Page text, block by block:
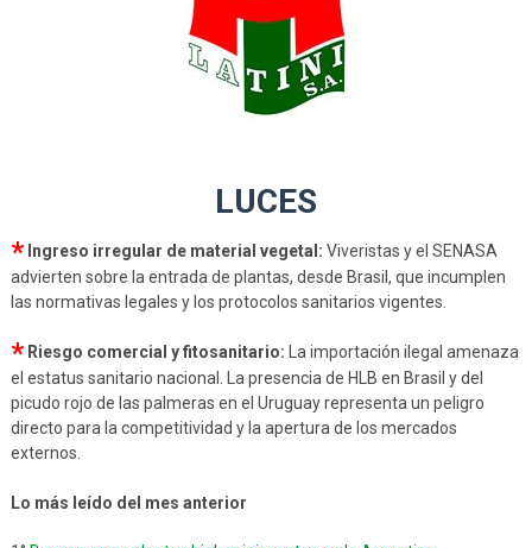
LUCES
* Ingreso irregular de material vegetal: Viveristas y el SENASA
advierten sobre la entrada de plantas, desde Brasil, que incumplen
las normativas legales y los protocolos sanitarios vigentes.
* Riesgo comercial y fitosanitario: La importación ilegal amenaza
el estatus sanitario nacional. La presencia de HLB en Brasil y del
picudo rojo de las palmeras en el Uruguay representa un peligro
directo para la competitividad y la apertura de los mercados
externos.
Lo más leído del mes anterior